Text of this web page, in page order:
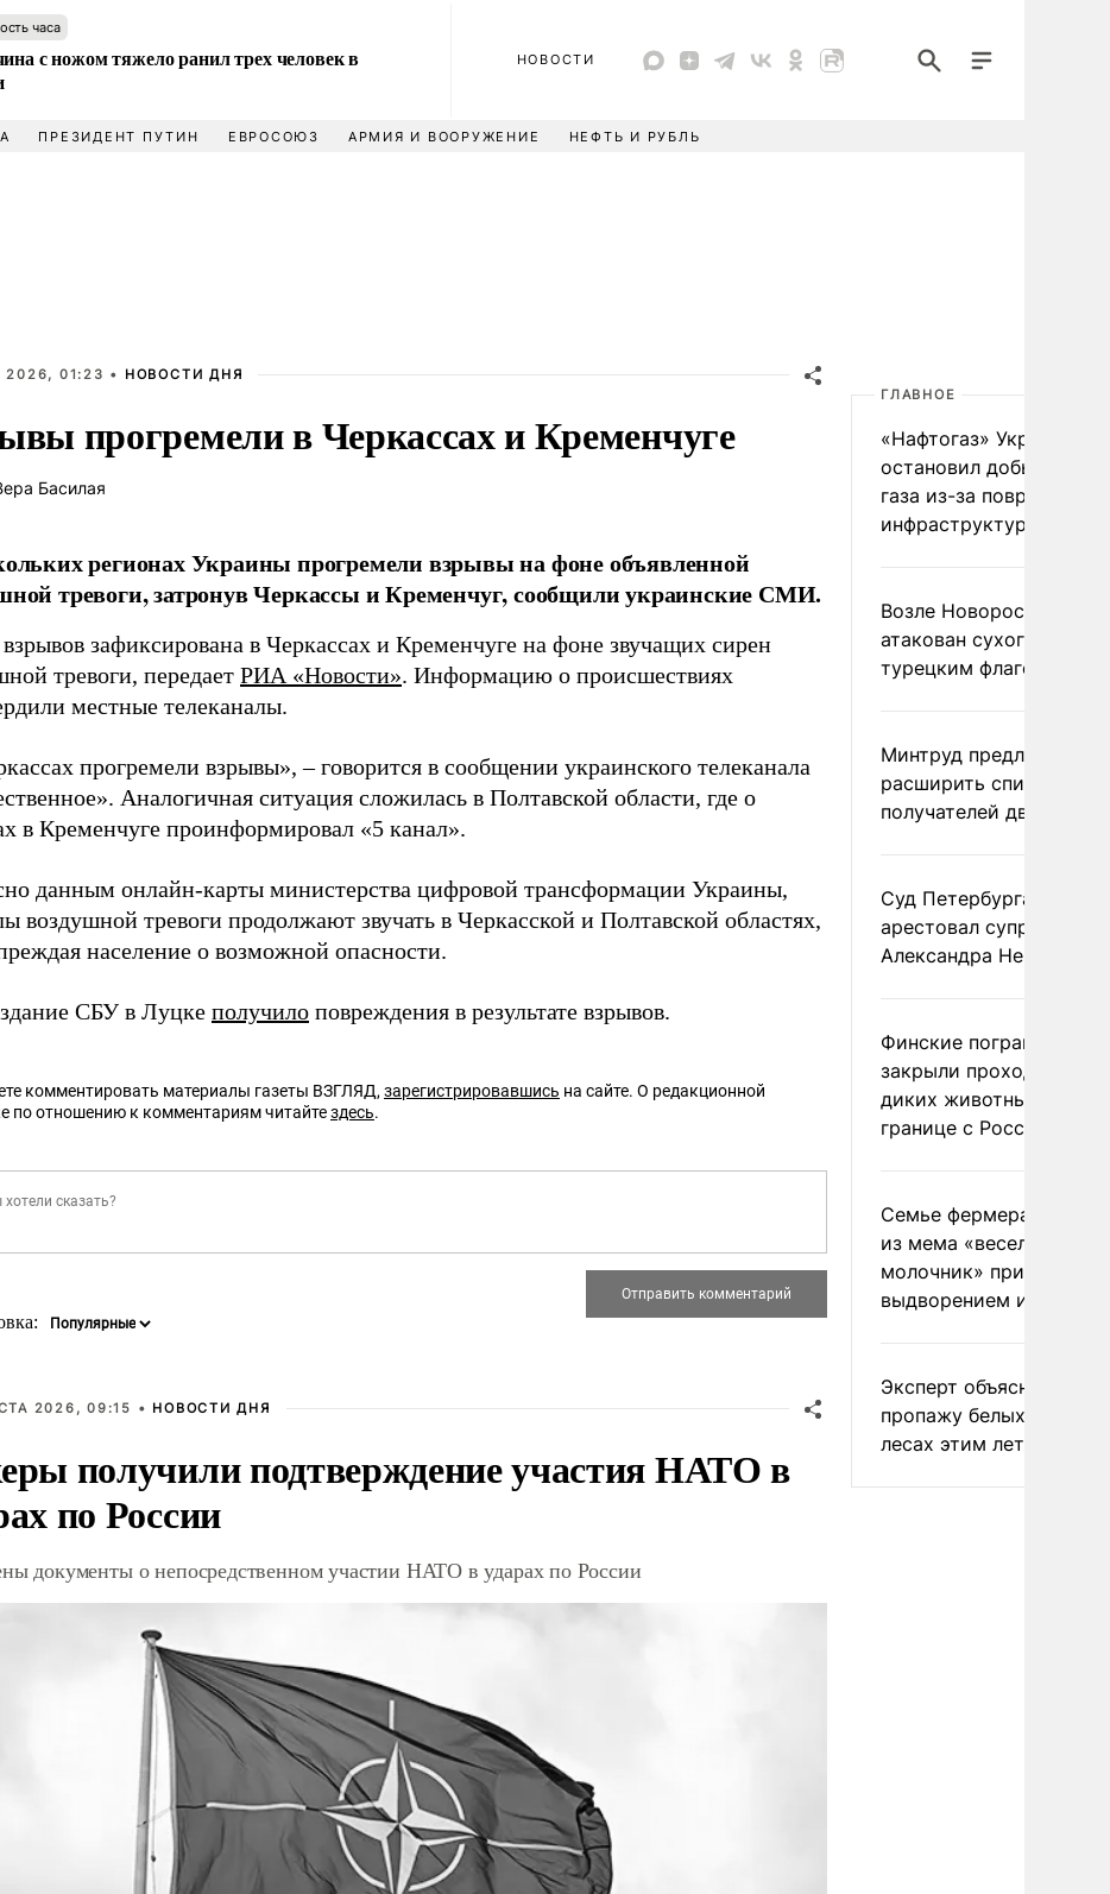
часа
с ножом тяжело ранил трех человек в
НОВОСТИ
ПРЕЗИДЕНТ ПУТИН ЕВРОСОЮЗ АРМИЯ И ВООРУЖЕНИЕ НЕФТЬ И РУБЛЬ
01:23 • НОВОСТИ ДНЯ
прогремели в Черкассах и Кременчуге
Басилая
регионах Украины прогремели взрывы на фоне объявленной
тревоги, затронув Черкассы и Кременчуг, сообщили украинские СМИ.
зафиксирована в Черкассах и Кременчуге на фоне звучащих сирен
тревоги, передает РИА «Новости». Информацию о происшествиях
местные телеканалы.
прогремели взрывы», – говорится в сообщении украинского телеканала
Аналогичная ситуация сложилась в Полтавской области, где о
в Кременчуге проинформировал «5 канал».
данным онлайн-карты министерства цифровой трансформации Украины,
воздушной тревоги продолжают звучать в Черкасской и Полтавской областях,
население о возможной опасности.
СБУ в Луцке получило повреждения в результате взрывов.
комментировать материалы газеты ВЗГЛЯД, зарегистрировавшись на сайте. О редакционной
по отношению к комментариям читайтездесь.
2026, 09:15 • НОВОСТИ ДНЯ
получили подтверждение участия НАТО в
по России
документы о непосредственном участии НАТО в ударах по России
ГЛАВНОЕ
«Нафтогаз» Украины
остановил добычу
газа из-за повреждения
инфраструктуры
Возле Новороссийска
атакован сухогруз под
турецким флагом
Минтруд предложил
расширить список
получателей двух
Суд Петербурга заочно
арестовал супругу
Александра Невзорова
Финские пограничники
закрыли проходы для
диких животных на
границе с Россией
Семье фермера
из мема «веселый
молочник» пригрозили
выдворением из
Эксперт объяснил
пропажу белых грибов
лесах этим летом